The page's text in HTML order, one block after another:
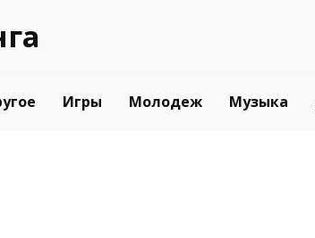
Игры Молодеж Музыка